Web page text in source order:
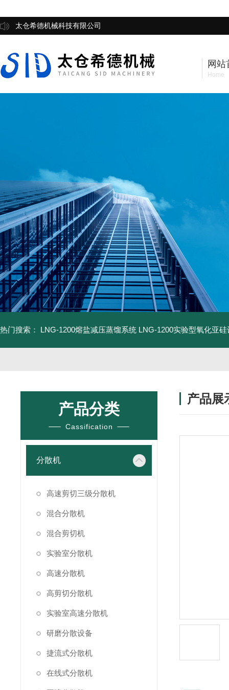
太仓希德机械科技有限公司
网站
Home
热门搜索： LNG-1200熔盐减压蒸馏系统 LNG-1200实验型氧化亚硅
产品分类
Cassification
分散机
高速剪切三级分散机
混合分散机
混合剪切机
实验室分散机
高速分散机
高剪切分散机
实验室高速分散机
研磨分散设备
捷流式分散机
在线式分散机
产品展